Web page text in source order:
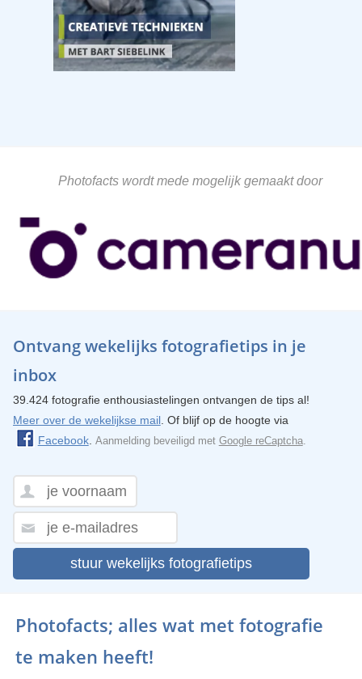
Photofacts wordt mede mogelijk gemaakt door
Ontvang wekelijks fotografietips in je
inbox
39.424 fotografie enthousiastelingen ontvangen de tips al!
Meer over de wekelijkse mail. Of blijf op de hoogte via
Facebook. Aanmelding beveiligd met Google reCaptcha.
stuur wekelijks fotografietips
Photofacts; alles wat met fotografie
te maken heeft!